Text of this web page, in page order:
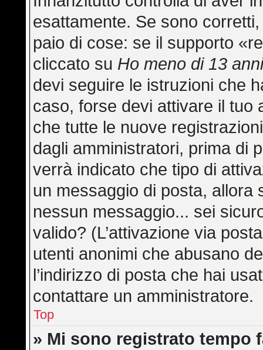
esattamente. Se sono
paio di cose: se il supporto
cliccato su Ho meno di 13
devi seguire le istruzioni che
caso, forse devi attivare il tuo
che tutte le nuove
dagli amministratori, prima di
verrà indicato che tipo di
un messaggio di posta, allora
nessun messaggio... sei
valido? (L’attivazione via
utenti anonimi che abusano
l’indirizzo di posta che hai
contattare un amministratore.
Top
» Mi sono registrato tempo